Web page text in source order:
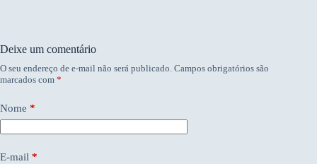
Deixe um comentário
O seu endereço de e-mail não será publicado. Campos obrigatórios são
marcados com *
Nome *
E-mail *